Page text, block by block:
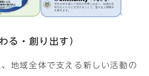
る・創り出す）
地域全体で支える新しい活動の